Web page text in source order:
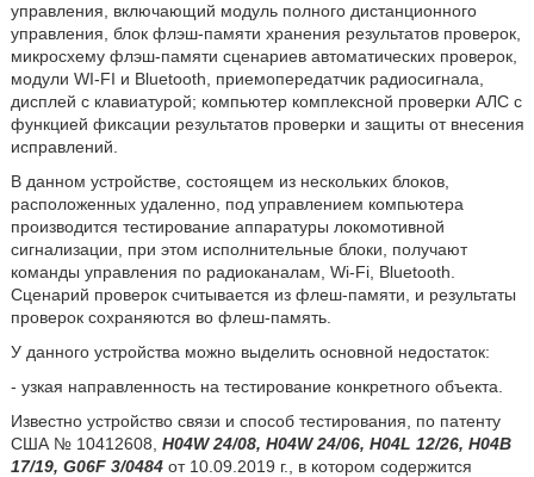
управления, включающий модуль полного дистанционного
управления, блок флэш-памяти хранения результатов проверок,
микросхему флэш-памяти сценариев автоматических проверок,
модули WI-FI и Bluetooth, приемопередатчик радиосигнала,
дисплей с клавиатурой; компьютер комплексной проверки АЛС с
функцией фиксации результатов проверки и защиты от внесения
исправлений.
В данном устройстве, состоящем из нескольких блоков,
расположенных удаленно, под управлением компьютера
производится тестирование аппаратуры локомотивной
сигнализации, при этом исполнительные блоки, получают
команды управления по радиоканалам, Wi-Fi, Bluetooth.
Сценарий проверок считывается из флеш-памяти, и результаты
проверок сохраняются во флеш-память.
У данного устройства можно выделить основной недостаток:
- узкая направленность на тестирование конкретного объекта.
Известно устройство связи и способ тестирования, по патенту
США № 10412608, H04W 24/08, H04W 24/06, H04L 12/26, H04B
17/19, G06F 3/0484от 10.09.2019 г., в котором содержится